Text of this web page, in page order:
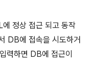
정상 접근 되고 동작
DB에 접속을 시도하거
력하면 DB에 접근이